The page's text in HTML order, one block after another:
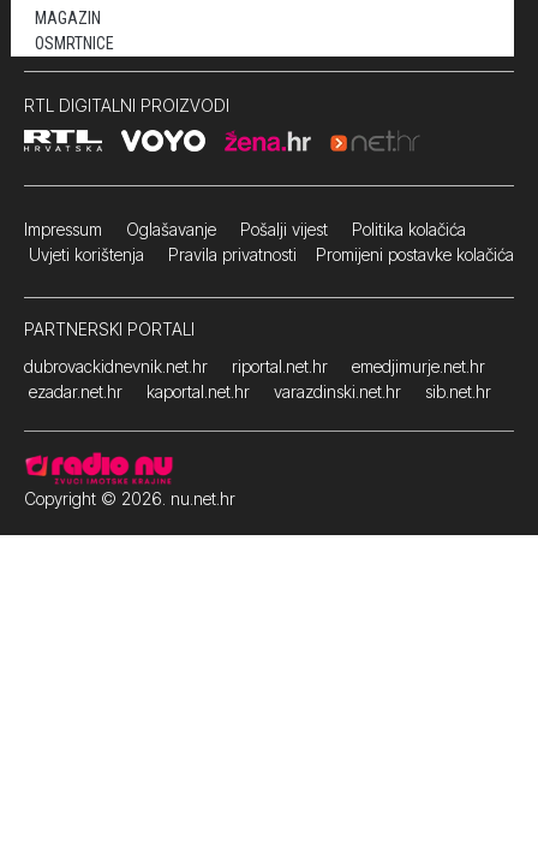
MAGAZIN
OSMRTNICE
RTL DIGITALNI PROIZVODI
Impressum Oglašavanje Pošalji vijest Politika kolačića
Uvjeti korištenja Pravila privatnosti Promijeni postavke kolačića
PARTNERSKI PORTALI
dubrovackidnevnik.net.hr
riportal.net.hr
emedjimurje.net.hr
ezadar.net.hr
kaportal.net.hr varazdinski.net.hr sib.net.hr
Copyright © 2026. nu.net.hr